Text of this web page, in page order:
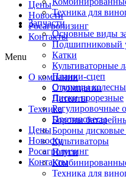
Техника для
Запчасти
Основные виды
Подшипниковый
Катки
Культиваторные
Планки-сцеп
Ступицы
Диски прорезные
Регулировочные
Противовесы
Цены
Новости
Росагролизинг
Контакты
Цены
Новости
Росагролизинг
Контакты
Menu
О компании
О компании
Патенты
Техника
Бороны
Бороны дисковые
Культиваторы
Плуги
Техника для